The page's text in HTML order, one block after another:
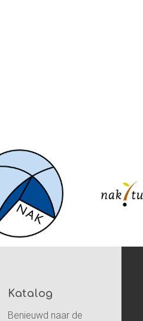
Katalog
Benieuwd naar de